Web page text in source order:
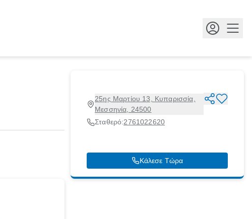
25ης Μαρτίου 13, Κυπαρισσία,
Μεσσηνία, 24500
Σταθερό:2761022620
Κάλεσε Τώρα